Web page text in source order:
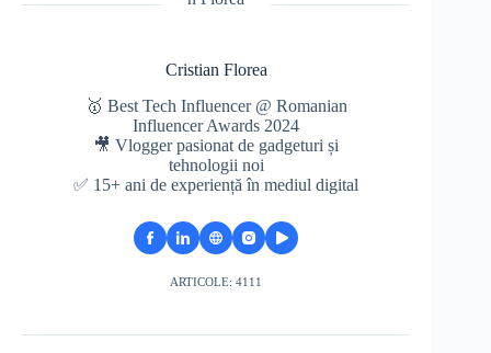
Cristian Florea
🥇 Best Tech Influencer @ Romanian
Influencer Awards 2024
🎥 Vlogger pasionat de gadgeturi și
tehnologii noi
✅ 15+ ani de experiență în mediul digital
ARTICOLE: 4111